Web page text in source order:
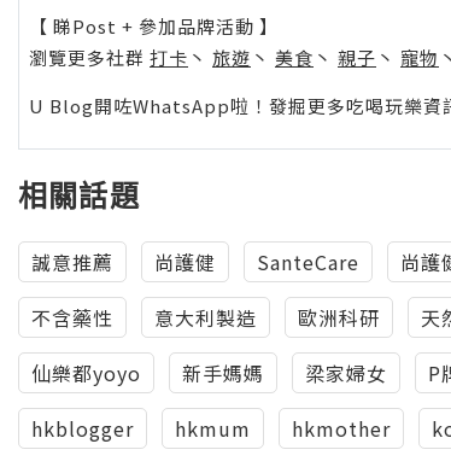
【 睇Post + 參加品牌活動 】
瀏覽更多社群 打卡 丶 旅遊 丶 美食 丶 親子 丶 寵物 丶
U Blog開咗WhatsApp啦！發掘更多吃喝玩樂資
相關話題
誠意推薦 尚護健 SanteCare 尚護
不含藥性
意大利製造 歐洲科研 天
仙樂都yoyo
新手媽媽 梁家婦女 P
hkblogger
hkmum hkmother